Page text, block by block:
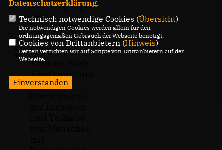
des Ausgangs
der
Bundestagswahl
Besuch von
Minister Karl-
Josef Laumann
stärkt das
Datenschutzerklärung.
Technisch notwendige Cookies (Übersicht)
Die notwendigen Cookies werden allein für den
ordnungsgemäßen Gebrauch der Webseite benötigt.
Cookies von Drittanbietern (Hinweis)
Derzeit verzichten wir auf Scripte von Drittanbietern auf der
Webseite.
Einverstanden